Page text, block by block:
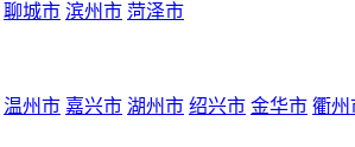
聊城市 滨州市 菏泽市
温州市 嘉兴市 湖州市 绍兴市 金华市 衢州